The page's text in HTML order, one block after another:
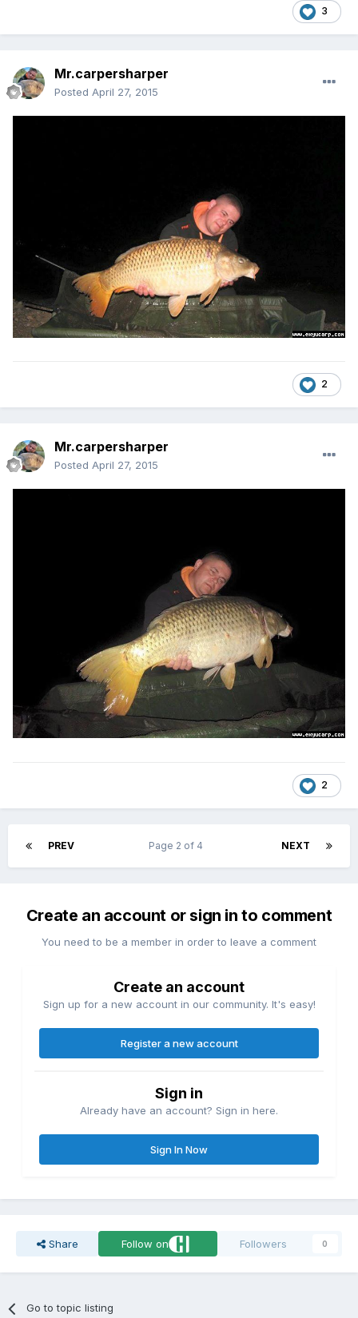
3
Mr.carpersharper
Posted April 27, 2015
2
Mr.carpersharper
Posted April 27, 2015
2
PREV NEXT
Page 2 of 4
Create an account or sign in to comment
You need to be a member in order to leave a comment
Create an account
Sign up for a new account in our community. It's easy!
Register a new account
Sign in
Already have an account? Sign in here.
Sign In Now
Share Follow on Followers 0
Go to topic listing